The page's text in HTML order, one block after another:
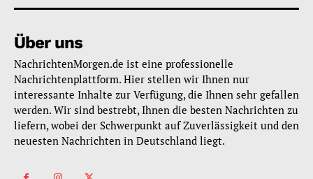
Über uns
NachrichtenMorgen.de ist eine professionelle
Nachrichtenplattform. Hier stellen wir Ihnen nur
interessante Inhalte zur Verfügung, die Ihnen sehr gefallen
werden. Wir sind bestrebt, Ihnen die besten Nachrichten zu
liefern, wobei der Schwerpunkt auf Zuverlässigkeit und den
neuesten Nachrichten in Deutschland liegt.